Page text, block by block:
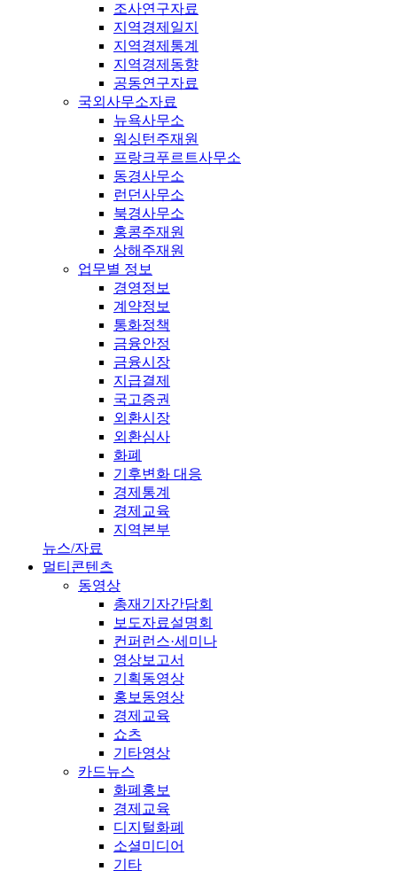
조사연구자료
지역경제일지
지역경제통계
지역경제동향
공동연구자료
국외사무소자료
뉴욕사무소
워싱턴주재원
프랑크푸르트사무소
동경사무소
런던사무소
북경사무소
홍콩주재원
상해주재원
업무별 정보
경영정보
계약정보
통화정책
금융안정
금융시장
지급결제
국고증권
외환시장
외환심사
화폐
기후변화 대응
경제통계
경제교육
지역본부
뉴스/자료
멀티콘텐츠
동영상
총재기자간담회
보도자료설명회
컨퍼런스·세미나
영상보고서
기획동영상
홍보동영상
경제교육
쇼츠
기타영상
카드뉴스
화폐홍보
경제교육
디지털화폐
소셜미디어
기타